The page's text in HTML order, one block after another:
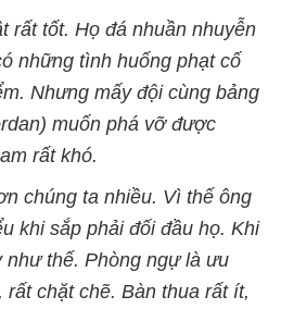
rất tốt. Họ đá nhuần nhuyễn
những tình huống phạt cố
Nhưng mấy đội cùng bảng
muốn phá vỡ được
rất khó.
chúng ta nhiều. Vì thế ông
khi sắp phải đối đầu họ. Khi
như thế. Phòng ngự là ưu
chặt chẽ. Bàn thua rất ít,